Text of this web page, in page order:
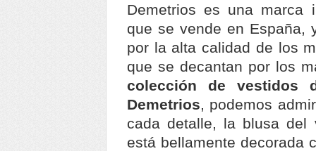
Demetrios es una marca
que se vende en España,
por la alta calidad de los
que se decantan por los
colección de vestidos
Demetrios , podemos
cada detalle, la blusa del
está bellamente decorada